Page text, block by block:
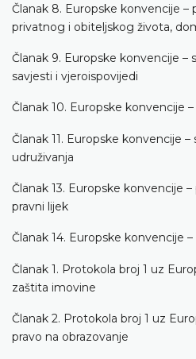
Članak 8. Europske konvencije –
privatnog i obiteljskog života,
Članak 9. Europske konvencije –
savjesti i vjeroispovijedi
Članak 10. Europske konvencije
Članak 11. Europske konvencije
udruživanja
Članak 13. Europske konvencije
pravni lijek
Članak 14. Europske konvencije
Članak 1. Protokola broj 1 uz
zaštita imovine
Članak 2. Protokola broj 1 uz
pravo na obrazovanje